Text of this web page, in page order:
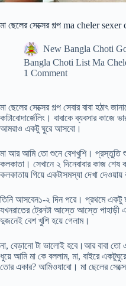
মা ছেলের সেক্সের গল্প ma cheler
New Bangla Choti
Bangla Choti List Ma
1 Comment
মা ছেলের সেক্সের গল্প সেবার বাবা হঠাৎ
কাটাবোদার্জেলিং। বাবাকে ব্যবসার
আমরাও একটু ঘুরে আসবো।
মা আর আমি তো শুনে বেশখুশি। প্রস্তুতি
কলকাতা। সেখানে ২ দিনেবাবার কাজ
কলকাতায় গিয়ে একটাসমস্যা দেখা দেওয়ায়
তিনি আসবেন১-২ দিন পরে। প্রথমে একটু
যখনরাতের ট্রেনটা আস্তে আস্তে
দুজনেই বেশ খুশি হয়ে গেলাম।
না, বেড়ানো টা ভালোই হবে।আর বাবা তো
ধুয়ে আমি মা কে বললাম, মা, বাইরে
তোর একার? আমিওযাবো। মা ছেলের